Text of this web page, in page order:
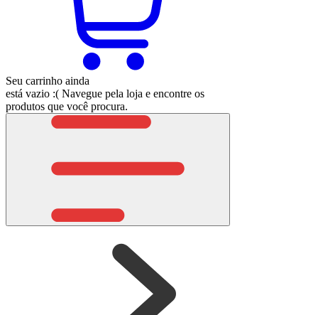
Seu carrinho ainda
está vazio :( Navegue pela loja e encontre os
produtos que você procura.